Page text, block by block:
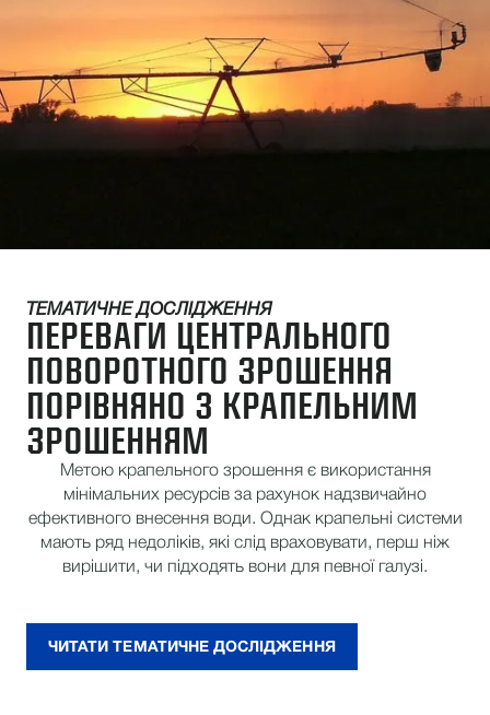
ТЕМАТИЧНЕ ДОСЛІДЖЕННЯ
ПЕРЕВАГИ ЦЕНТРАЛЬНОГО
ПОВОРОТНОГО ЗРОШЕННЯ
ПОРІВНЯНО З КРАПЕЛЬНИМ
ЗРОШЕННЯМ
Метою крапельного зрошення є використання
мінімальних ресурсів за рахунок надзвичайно
ефективного внесення води. Однак крапельні системи
мають ряд недоліків, які слід враховувати, перш ніж
вирішити, чи підходять вони для певної галузі.
ЧИТАТИ ТЕМАТИЧНЕ ДОСЛІДЖЕННЯ